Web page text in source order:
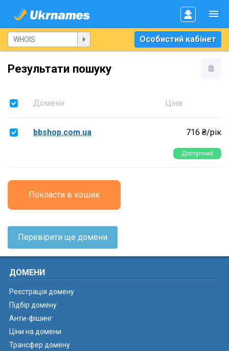
Особистий кабінет
Результати пошуку
Домени Ціна
bbshop.com.ua 716 ₴/рік
Доступний
Покласти в кошик
Перевірити ще домени
ДОМЕНИ
Реєстрація домену
Підбір домену
Анти-фішинг
Ціни на домени
Трансфер домену